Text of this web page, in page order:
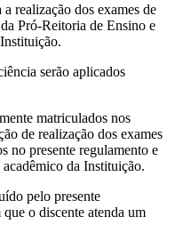
realização dos exames de
Pró-Reitoria de Ensino e
serão aplicados
matriculados nos
de realização dos exames
no presente regulamento e
acadêmico da Instituição.
pelo presente
o discente atenda um